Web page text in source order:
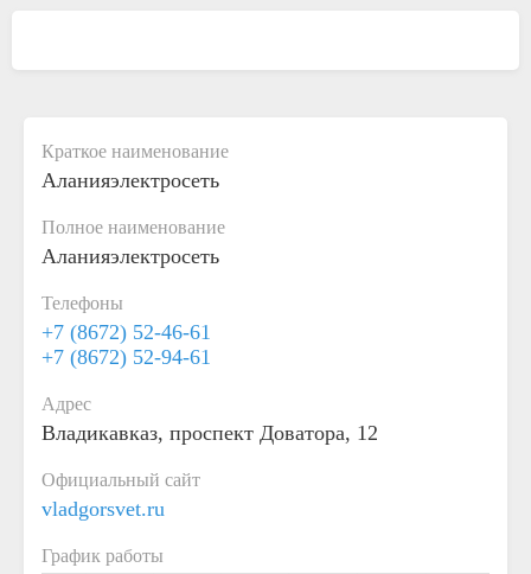
Краткое наименование
Аланияэлектросеть
Полное наименование
Аланияэлектросеть
Телефоны
+7 (8672) 52-46-61
+7 (8672) 52-94-61
Адрес
Владикавказ, проспект Доватора, 12
Официальный сайт
vladgorsvet.ru
График работы